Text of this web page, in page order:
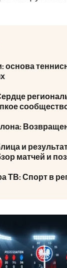
основа
и
матчей и
ТВ: Спорт в